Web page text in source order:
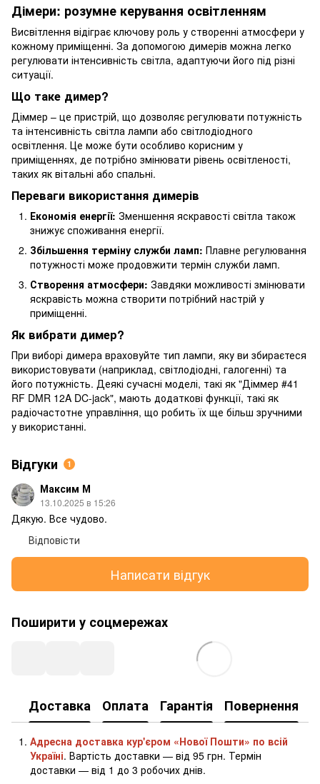
Дімери: розумне керування освітленням
Висвітлення відіграє ключову роль у створенні атмосфери у
кожному приміщенні. За допомогою димерів можна легко
регулювати інтенсивність світла, адаптуючи його під різні
ситуації.
Що таке димер?
Діммер – це пристрій, що дозволяє регулювати потужність
та інтенсивність світла лампи або світлодіодного
освітлення. Це може бути особливо корисним у
приміщеннях, де потрібно змінювати рівень освітленості,
таких як вітальні або спальні.
Переваги використання димерів
Економія енергії: Зменшення яскравості світла також
знижує споживання енергії.
Збільшення терміну служби ламп: Плавне регулювання
потужності може продовжити термін служби ламп.
Створення атмосфери: Завдяки можливості змінювати
яскравість можна створити потрібний настрій у
приміщенні.
Як вибрати димер?
При виборі димера враховуйте тип лампи, яку ви збираєтеся
використовувати (наприклад, світлодіодні, галогенні) та
його потужність. Деякі сучасні моделі, такі як "Діммер #41
RF DMR 12A DC-jack", мають додаткові функції, такі як
радіочастотне управління, що робить їх ще більш зручними
у використанні.
Відгуки 1
Максим М
13.10.2025 в 15:26
Дякую. Все чудово.
Відповісти
Написати відгук
Поширити у соцмережах
Доставка Оплата Гарантія Повернення
Адресна доставка кур'єром «Нової Пошти» по всій
Україні. Вартість доставки — від 95 грн. Термін
доставки — від 1 до 3 робочих днів.